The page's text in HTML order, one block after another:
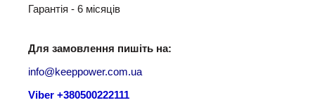
Гарантія - 6 місяців
Для замовлення пишіть на:
info@keeppower.com.ua
Viber +380500222111